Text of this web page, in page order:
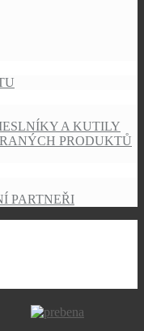
A KUTILY
PRODUKTŮ
PARTNEŘI